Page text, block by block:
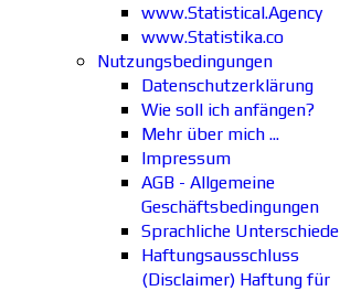
www.Statistical.Agency
www.Statistika.co
Nutzungsbedingungen
Datenschutzerklärung
Wie soll ich anfängen?
Mehr über mich ...
Impressum
AGB - Allgemeine
Geschäftsbedingungen
Sprachliche Unterschiede
Haftungsausschluss
(Disclaimer) Haftung für